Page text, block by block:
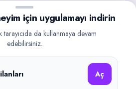
takip edin, işverenlerle hızlıca
iletişime geçin.
Google Play
için uygulamayı indirin
tarayıcıda da kullanmaya devam
edebilirsiniz.
Aç